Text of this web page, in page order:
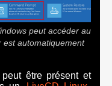
peut accéder au
est automatiquement
peut être présent et